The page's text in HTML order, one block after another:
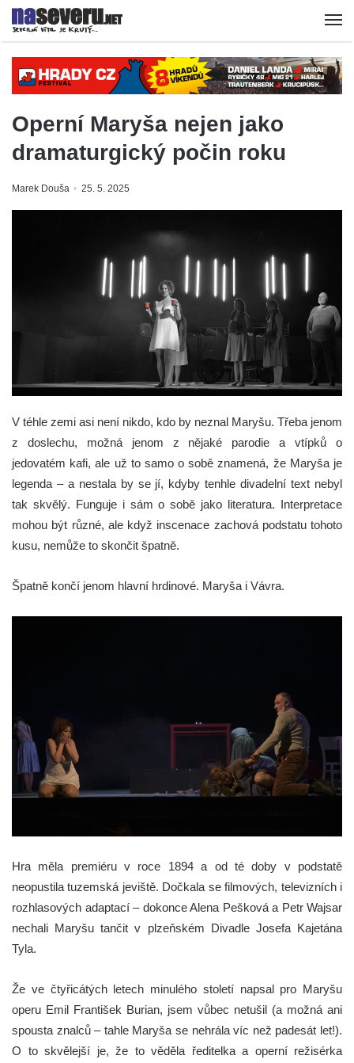
Operní Maryša nejen jako
dramaturgický počin roku
Marek Douša 25. 5. 2025
V téhle zemi asi není nikdo, kdo by neznal Maryšu. Třeba jenom
z doslechu, možná jenom z nějaké parodie a vtípků o
jedovatém kafi, ale už to samo o sobě znamená, že Maryša je
legenda – a nestala by se jí, kdyby tenhle divadelní text nebyl
tak skvělý. Funguje i sám o sobě jako literatura. Interpretace
mohou být různé, ale když inscenace zachová podstatu tohoto
kusu, nemůže to skončit špatně.
Špatně končí jenom hlavní hrdinové. Maryša i Vávra.
Hra měla premiéru v roce 1894 a od té doby v podstatě
neopustila tuzemská jeviště. Dočkala se filmových, televizních i
rozhlasových adaptací – dokonce Alena Pešková a Petr Wajsar
nechali Maryšu tančit v plzeňském Divadle Josefa Kajetána
Tyla.
Že ve čtyřicátých letech minulého století napsal pro Maryšu
operu Emil František Burian, jsem vůbec netušil (a možná ani
spousta znalců – tahle Maryša se nehrála víc než padesát let!).
O to skvělejší je, že to věděla ředitelka a operní režisérka